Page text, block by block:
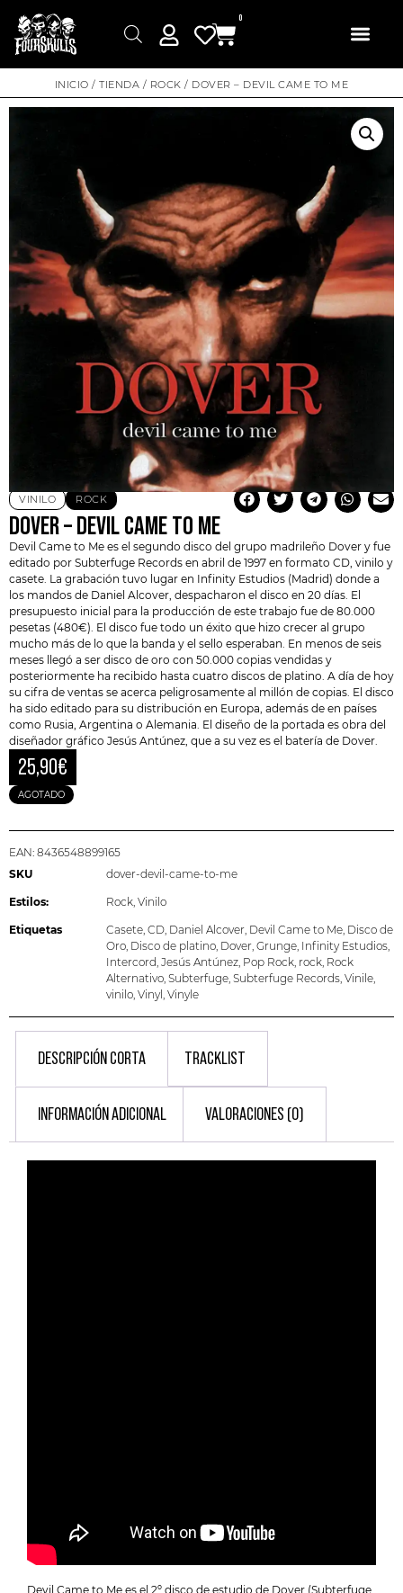
0
INICIO /TIENDA / ROCK / DOVER – DEVIL CAME TO ME
VINILO ROCK
DOVER – DEVIL CAME TO ME
Devil Came to Me es el segundo disco del grupo madrileño Dover y fue
editado por Subterfuge Records en abril de 1997 en formato CD, vinilo y
casete. La grabación tuvo lugar en Infinity Estudios (Madrid) donde a
los mandos de Daniel Alcover, despacharon el disco en 20 días. El
presupuesto inicial para la producción de este trabajo fue de 80.000
pesetas (480€). El disco fue todo un éxito que hizo crecer al grupo
mucho más de lo que la banda y el sello esperaban. En menos de seis
meses llegó a ser disco de oro con 50.000 copias vendidas y
posteriormente ha recibido hasta cuatro discos de platino. A día de hoy
su cifra de ventas se acerca peligrosamente al millón de copias. El disco
ha sido editado para su distribución en Europa, además de en países
como Rusia, Argentina o Alemania. El diseño de la portada es obra del
diseñador gráfico Jesús Antúnez, que a su vez es el batería de Dover.
25,90€
AGOTADO
EAN: 8436548899165
SKU
dover-devil-came-to-me
Estilos: Rock, Vinilo
Etiquetas Casete, CD, Daniel Alcover, Devil Came to Me, Disco de
Oro, Disco de platino, Dover, Grunge, Infinity Estudios,
Intercord, Jesús Antúnez, Pop Rock, rock, Rock
Alternativo, Subterfuge, Subterfuge Records, Vinile,
vinilo, Vinyl, Vinyle
DESCRIPCIÓN CORTA TRACKLIST
INFORMACIÓN ADICIONAL VALORACIONES (0)
Devil Came to Me es el 2º disco de estudio de Dover (Subterfuge